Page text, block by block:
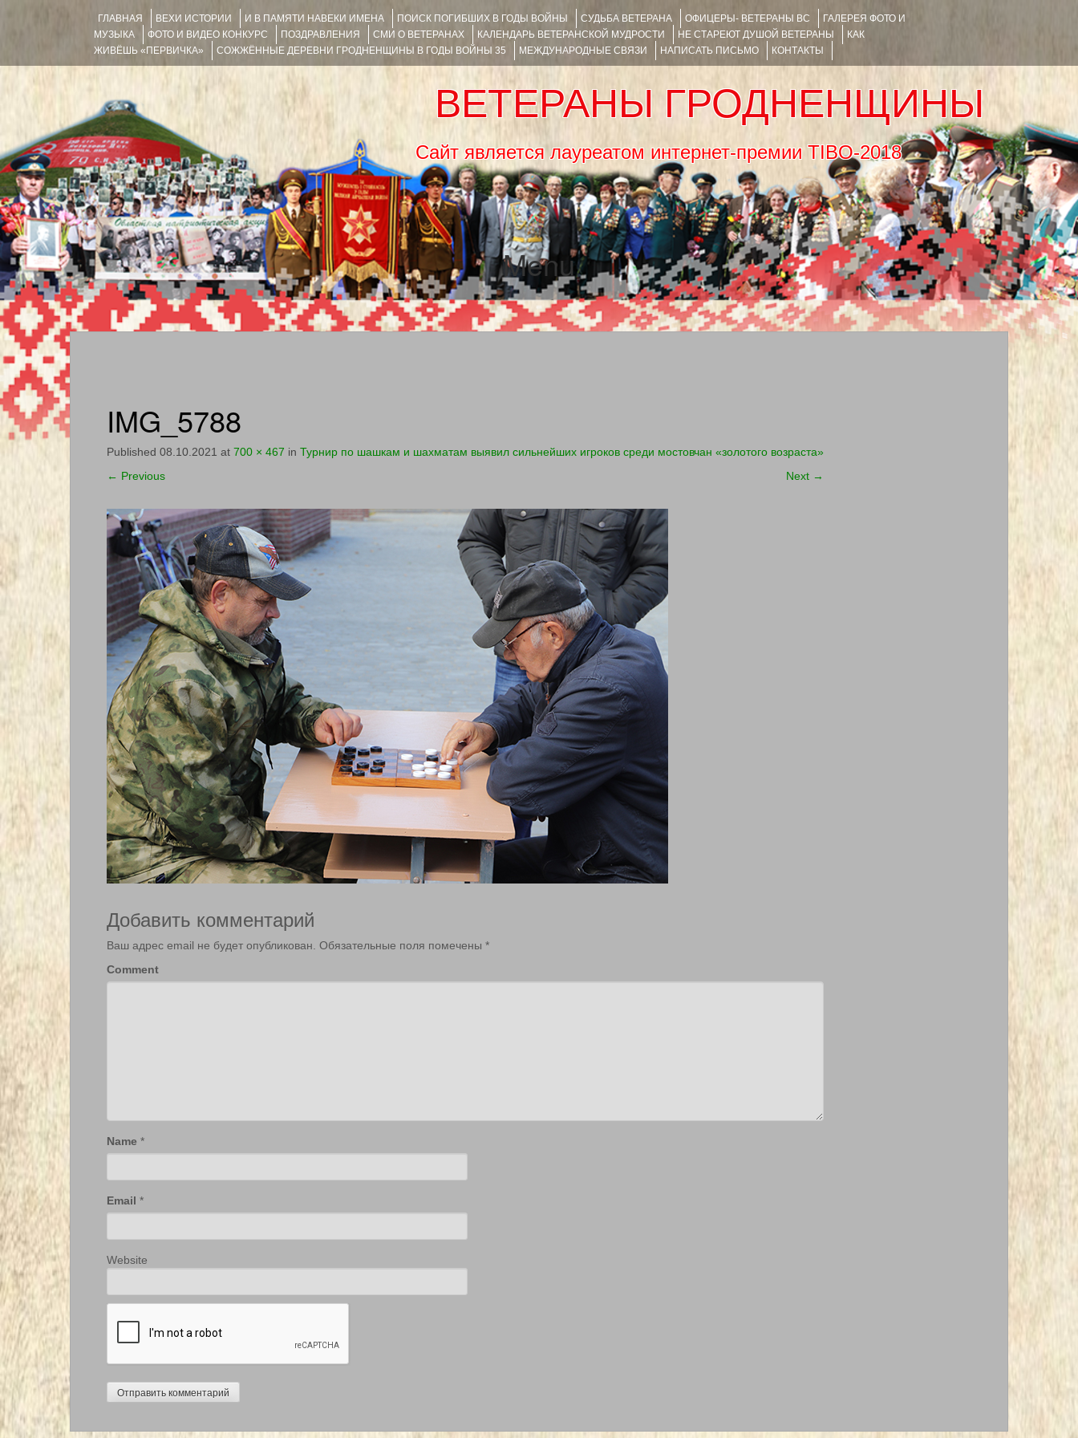
ГЛАВНАЯ ВЕХИ ИСТОРИИ И В ПАМЯТИ НАВЕКИ ИМЕНА ПОИСК ПОГИБШИХ В ГОДЫ ВОЙНЫ СУДЬБА ВЕТЕРАНА ОФИЦЕРЫ- ВЕТЕРАНЫ ВС
ГАЛЕРЕЯ ФОТО И
МУЗЫКА
ФОТО И ВИДЕО КОНКУРС ПОЗДРАВЛЕНИЯ СМИ О ВЕТЕРАНАХ КАЛЕНДАРЬ ВЕТЕРАНСКОЙ МУДРОСТИ НЕ СТАРЕЮТ ДУШОЙ ВЕТЕРАНЫ
КАК
ЖИВЁШЬ «ПЕРВИЧКА»
СОЖЖЁННЫЕ ДЕРЕВНИ ГРОДНЕНЩИНЫ В ГОДЫ ВОЙНЫ 35 МЕЖДУНАРОДНЫЕ СВЯЗИ НАПИСАТЬ ПИСЬМО КОНТАКТЫ
ВЕТЕРАНЫ ГРОДНЕНЩИНЫ
Сайт является лауреатом интернет-премии TIBO-2018
Menu
SKIP TO CONTENT
IMG_5788
Published 08.10.2021 at 700 × 467 in Турнир по шашкам и шахматам выявил сильнейших игроков среди мостовчан «золотого возраста»
← Previous Next →
Добавить комментарий
Ваш адрес email не будет опубликован. Обязательные поля помечены *
Comment
Name *
Email *
Website